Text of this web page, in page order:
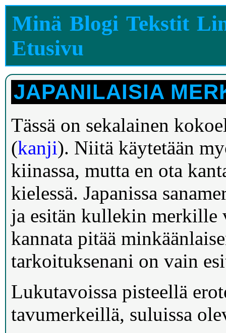
Minä Blogi Tekstit
Etusivu
JAPANILAISIA
Tässä on sekalainen
(kanji). Niitä käytetään
kiinassa, mutta en ota
kielessä. Japanissa
ja esitän kullekin merkille
kannata pitää
tarkoituksenani on vain
Lukutavoissa pisteellä
tavumerkeillä, suluissa